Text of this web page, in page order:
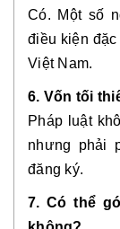
Có. Một số
điều kiện
Việt Nam.
6. Vốn tối
Pháp luật
nhưng phải
đăng ký.
7. Có thể